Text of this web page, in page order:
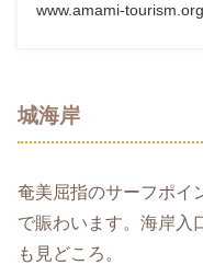
www.amami-tourism.org
城海岸
奄美屈指のサーフポイ
で賑わいます。海岸入
も見どころ。